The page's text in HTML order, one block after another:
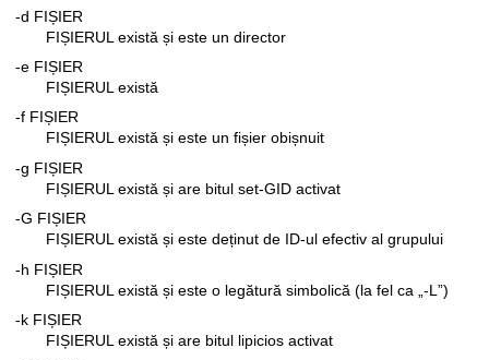
-d FIȘIER
FIȘIERUL există și este un director
-e FIȘIER
FIȘIERUL există
-f FIȘIER
FIȘIERUL există și este un fișier obișnuit
-g FIȘIER
FIȘIERUL există și are bitul set-GID activat
-G FIȘIER
FIȘIERUL există și este deținut de ID-ul efectiv al grupului
-h FIȘIER
FIȘIERUL există și este o legătură simbolică (la fel ca „-L”)
-k FIȘIER
FIȘIERUL există și are bitul lipicios activat